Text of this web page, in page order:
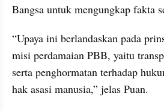
Bangsa untuk mengungkap fakta
“Upaya ini berlandaskan pada
misi perdamaian PBB, yaitu
serta penghormatan terhadap
hak asasi manusia,” jelas Puan.